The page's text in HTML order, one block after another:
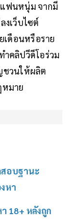
แฟนหนุ่ม จากมี
งเว็บไซต์
เดือนหรือราย
ำคลิปวีดีโอร่วม
ชวนให้ผลิต
หมาย
สอบฐานะ
หา
18+ หลังถูก